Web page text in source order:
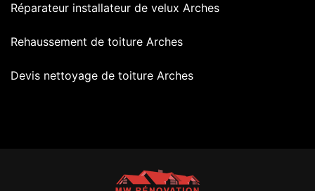
Réparateur installateur de velux Arches
Rehaussement de toiture Arches
Devis nettoyage de toiture Arches